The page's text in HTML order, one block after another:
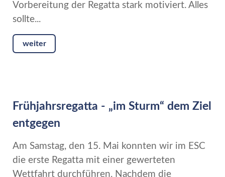
Vorbereitung der Regatta stark motiviert. Alles
sollte...
weiter
Frühjahrsregatta - „im Sturm“ dem Ziel
entgegen
Am Samstag, den 15. Mai konnten wir im ESC
die erste Regatta mit einer gewerteten
Wettfahrt durchführen. Nachdem die